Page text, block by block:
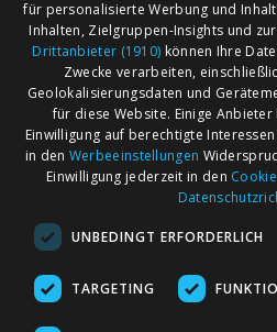
AGB
Impressum
Kontakt
für personalisierte Werbung und
Inhalten, Zielgruppen-Insights und
Drittanbieter (1910) können Ihre
Zwecke verarbeiten,
Geolokalisierungsdaten und
für diese Website. Einige
Einwilligung auf berechtigte
in den Werbeeinstellungen
Einwilligung jederzeit in den
UNBEDINGT ERFORDERLICH
TARGETING